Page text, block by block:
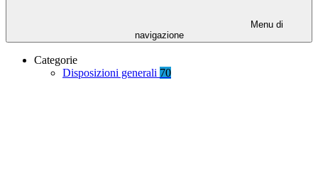
Menu di
navigazione
Categorie
Disposizioni generali 70